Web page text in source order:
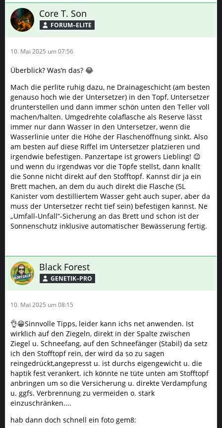
Core T. Son
FORUM–ELITE
10. Mai 2025 um 07:56
Überblick? Was‘n das? 😂
Mach die perlite ruhig dazu, ne Drainageschicht (am besten
genauso hoch wie der Untersetzer) in den Topf, Untersetzer
drunterstellen und dann immer schön unten den Teller voll
machen/halten. Umgedrehte colaflasche als Reserve lässt
immer nur dann Wasser in den Untersetzer, wenn die
Wasserlinie unter die Höhe der Flaschenöffnung sinkt. Also
am besten auf diese Riffel im Untersetzer platzieren und
irgendwie befestigen. Panzertape ist growers Liebling! 😉
und wenn du irgendwas vor die Töpfe stellst, dann knallt
die Sonne nicht direkt auf den Stofftopf. Kannst dir ja ein
Brett machen, an dem du auch direkt die Flasche (5L
Kanister vom destilliertem Wasser geht auch super, aber da
muss der Untersetzer recht tief sein) befestigen kannst. Ne
„Umfall-Unfall“-Sicherung an das Brett und schon ist der
Sonnenschutz inklusive automatischer Bewässerung fertig.
Black Forest
GENETIK–PRO
10. Mai 2025 um 08:15
👌😀Sinnvolle Tipps, leider kann ichs net anwenden. Ist
wirklich auf den Ziegeln, direkt in der Spalte zwischen
Ziegel u. Schneefang, auf den Schneefänger (Stabil) da setz
ich den Stofftopf rein, der wird da so zu sagen
reingedrückt,angepresst u. ist durchs eigengewicht u. die
haptik fest verankert. ich könnte ne tüte unten am Stofftopf
anbringen um so die Versicherung u. direkte Verdampfung
u. ggfs. Verbrennung zu vermeiden o. stark
einzuschränken....
hab dann doch schnell ein foto gem8: